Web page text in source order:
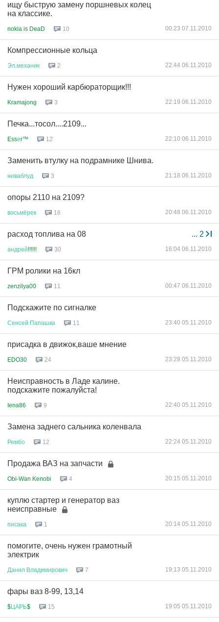
ищу быструю замену поршневых колец
на классике.
nokia is DeaD 10 00:23 07.11.2010
Компрессионные кольца
Эл механик 2 22:44 06.11.2010
Нужен хороший карбюраторщик!!!
Kramajong 3 22:19 06.11.2010
Печка...тосол....2109...
Essеr™ 12 22:10 06.11.2010
Заменить втулку на подрамнике Шнива.
ниваблуд 3 21:18 06.11.2010
опоры 2110 на 2109?
восьмёрек 16 20:48 06.11.2010
... 2
расход топлива на 08
андрей!!!!!! 30 16:04 06.11.2010
ГРМ ролики на 16кл
zenzilya00 11 00:47 06.11.2010
Подскажите по сигналке
Сенсей Папашка 11 23:40 05.11.2010
присадка в движок,ваше мнение
EDO30 24 23:28 05.11.2010
Неисправность в Ладе калине.
подскажите пожалуйста!
Iena86 9 22:40 05.11.2010
Замена заднего сальника коленвала
Рембо 12 22:24 05.11.2010
Продажа ВАЗ на запчасти
Obi-Wan Kenobi 4 20:15 05.11.2010
куплю стартер и генератор ваз
неисправные
писака 1 20:14 05.11.2010
помогите, очень нужен грамотный
электрик
Данил Владимирович 7 19:13 05.11.2010
фары ваз 8-99, 13,14
$ЦАРЬ$ 15 19:05 05.11.2010